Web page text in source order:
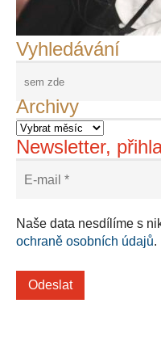
Adriena Šimotová
Richard Štipl v
Langweiluv model v
Japanolog Petr
©Frank Kortan,Yellow
Nové Svatovítské
Vyhledávání
Archivy
Newsletter,
Naše data nesdílíme s
ochraně osobních údajů.